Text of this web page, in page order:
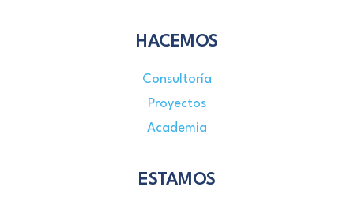
HACEMOS
Consultoría
Proyectos
Academia
ESTAMOS